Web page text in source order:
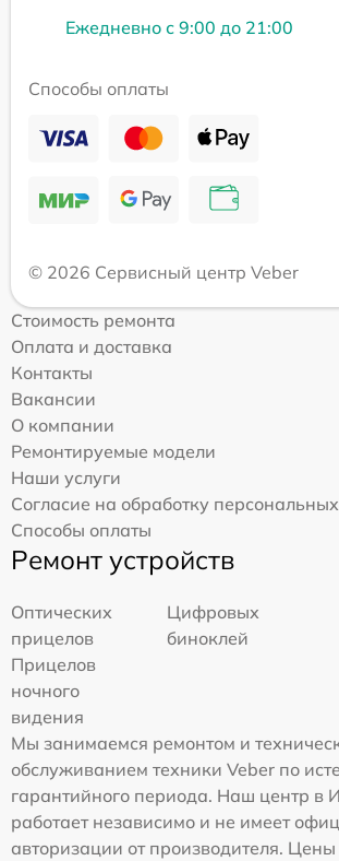
Ежедневно с 9:00 до 21:00
Способы оплаты
© 2026 Сервисный центр Veber
Стоимость ремонта
Оплата и доставка
Контакты
Вакансии
О компании
Ремонтируемые модели
Наши услуги
Согласие на обработку
Способы оплаты
Ремонт устройств
Оптических
прицелов
Цифровых
биноклей
Прицелов
ночного
видения
Мы занимаемся ремонтом и
обслуживанием техники Veber по
гарантийного периода. Наш центр в
работает независимо и не имеет
авторизации от производителя.